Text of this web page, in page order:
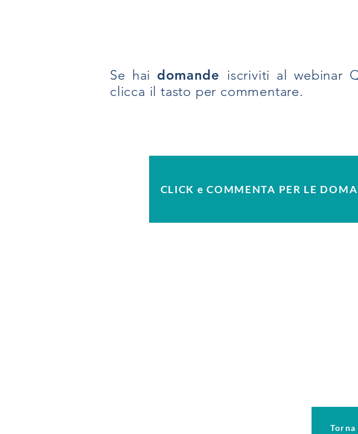
Se hai domande iscriviti al webinar
clicca il tasto per commentare.
CLICK e COMMENTA PER LE